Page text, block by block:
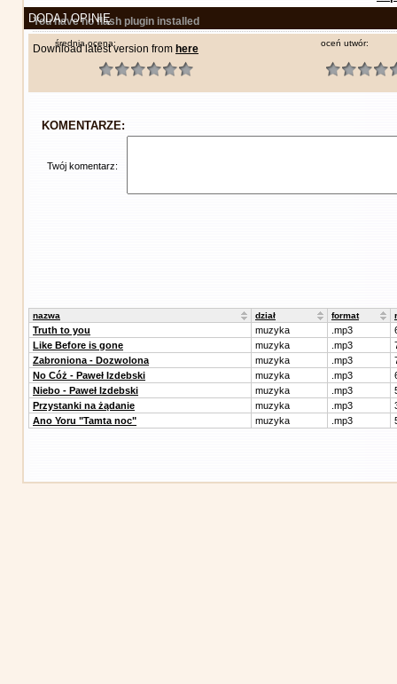
You have no flash plugin installed
Download latest version from here
DODAJ OPINIĘ
średnia ocena: oceń utwór:
KOMENTARZE:
Twój komentarz:
nazwa dział format
Truth to you muzyka .mp3
Like Before is gone
muzyka .mp3
Zabroniona - Dozwolona
muzyka .mp3
No Cóż - Paweł Izdebski
muzyka .mp3
Niebo - Paweł Izdebski
muzyka .mp3
Przystanki na żądanie
muzyka .mp3
Ano Yoru "Tamta noc"
muzyka .mp3